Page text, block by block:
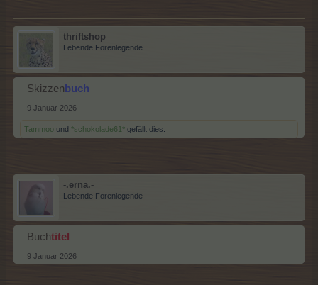
thriftshop
Lebende Forenlegende
Skizzen buch
9 Januar 2026
Tammoo und *schokolade61* gefällt dies.
-.erna.-
Lebende Forenlegende
Buchtitel
9 Januar 2026